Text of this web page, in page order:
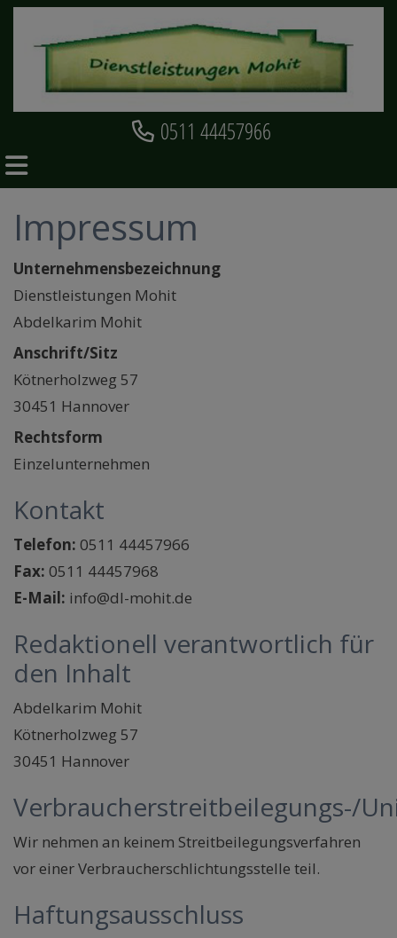
0511 44457966
Impressum
Unternehmensbezeichnung
Dienstleistungen Mohit
Abdelkarim Mohit
Anschrift/Sitz
Kötnerholzweg 57
30451 Hannover
Rechtsform
Einzelunternehmen
Kontakt
Telefon: 0511 44457966
Fax: 0511 44457968
E-Mail: info@dl-mohit.de
Redaktionell verantwortlich für
den Inhalt
Abdelkarim Mohit
Kötnerholzweg 57
30451 Hannover
Verbraucherstreitbeilegungs-/
Wir nehmen an keinem Streitbeilegungsverfahren
vor einer Verbraucherschlichtungsstelle teil.
Haftungsausschluss